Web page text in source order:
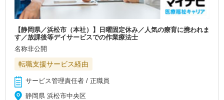
【静岡県／浜松市（本社）】日曜固定休み／人気の療育に携われま
す／放課後等デイサービスでの作業療法士
名称非公開
転職支援サービス経由
サービス管理責任者 / 正職員
静岡県 浜松市中央区